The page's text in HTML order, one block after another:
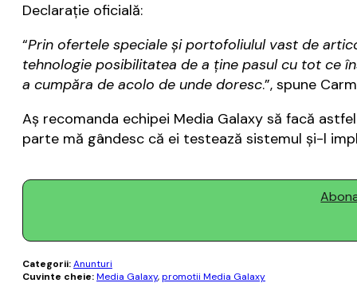
Declarație oficială:
“Prin ofertele speciale și portofoliulul vast de
tehnologie posibilitatea de a ține pasul cu tot ce
a cumpăra de acolo de unde doresc.”, spune
Aș recomanda echipei Media Galaxy să facă
parte mă gândesc că ei testează sistemul și-l
Categorii:Anunturi
Cuvinte cheie:Media Galaxy,promotii Media Galaxy